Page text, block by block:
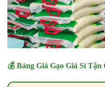
💰 Bảng Giá Gạo Giá Sỉ